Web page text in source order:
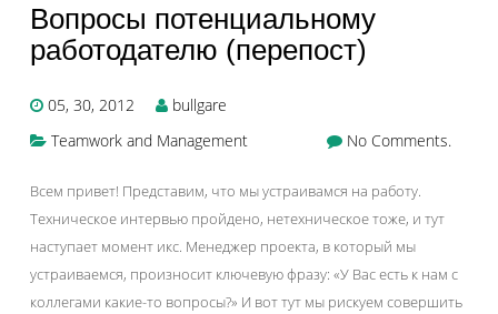
Вопросы потенциальному
работодателю (перепост)
05, 30, 2012
bullgare
Teamwork and Management
No Comments.
Всем привет! Представим, что мы устраивамся на работу.
Техническое интервью пройдено, нетехническое тоже, и тут
наступает момент икс. Менеджер проекта, в который мы
устраиваемся, произносит ключевую фразу: «У Вас есть к нам с
коллегами какие-то вопросы?» И вот тут мы рискуем совершить